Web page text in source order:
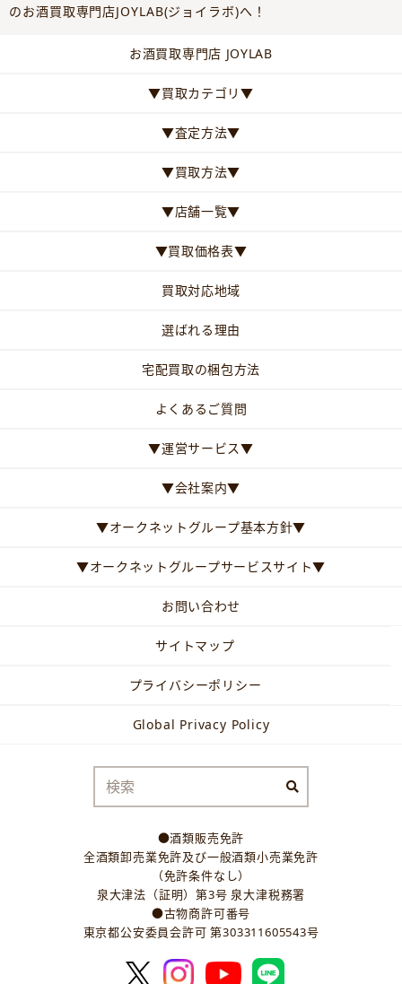
のお酒買取専門店JOYLAB(ジョイラボ)へ！
お酒買取専門店 JOYLAB
▼買取カテゴリ▼
▼査定方法▼
▼買取方法▼
▼店舗一覧▼
▼買取価格表▼
買取対応地域
選ばれる理由
宅配買取の梱包方法
よくあるご質問
▼運営サービス▼
▼会社案内▼
▼オークネットグループ基本方針▼
▼オークネットグループサービスサイト▼
お問い合わせ
サイトマップ
プライバシーポリシー
Global Privacy Policy
●酒類販売免許
全酒類卸売業免許及び一般酒類小売業免許
（免許条件なし）
泉大津法（証明）第3号 泉大津税務署
●古物商許可番号
東京都公安委員会許可 第303311605543号